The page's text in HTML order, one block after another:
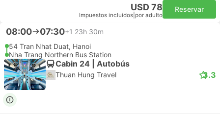
USD 78
Impuestos incluidos por adulto
Reservar
08:00 07:30+1 23h 30m
54 Tran Nhat Duat, Hanoi
Nha Trang Northern Bus Station
Cabin 24 | Autobús
Thuan Hung Travel 3.3